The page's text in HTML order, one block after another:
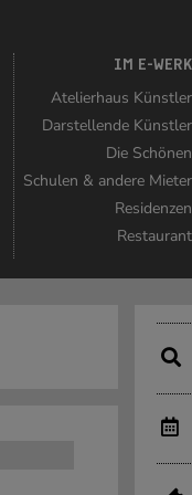
IM E-WERK
Atelierhaus Künstler
Darstellende Künstler
Die Schönen
Schulen & andere Mieter
Residenzen
Restaurant